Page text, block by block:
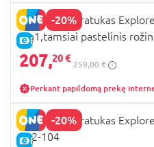
-20%
E-KAINA
GLOBBER triratukas
4in1,tamsiai pastelinis
207,20 €
259,00 €
Perkant papildomą prekę
-20%
E-KAINA
GLOBBER triratukas
732-104